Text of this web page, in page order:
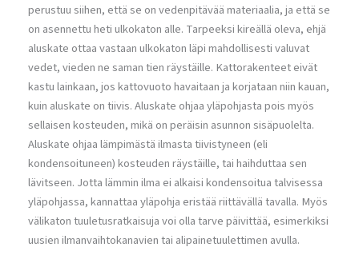
perustuu siihen, että se on vedenpitävää materiaalia, ja että se
on asennettu heti ulkokaton alle. Tarpeeksi kireällä oleva, ehjä
aluskate ottaa vastaan ulkokaton läpi mahdollisesti valuvat
vedet, vieden ne saman tien räystäille. Kattorakenteet eivät
kastu lainkaan, jos kattovuoto havaitaan ja korjataan niin kauan,
kuin aluskate on tiivis. Aluskate ohjaa yläpohjasta pois myös
sellaisen kosteuden, mikä on peräisin asunnon sisäpuolelta.
Aluskate ohjaa lämpimästä ilmasta tiivistyneen (eli
kondensoituneen) kosteuden räystäille, tai haihduttaa sen
lävitseen. Jotta lämmin ilma ei alkaisi kondensoitua talvisessa
yläpohjassa, kannattaa yläpohja eristää riittävällä tavalla. Myös
välikaton tuuletusratkaisuja voi olla tarve päivittää, esimerkiksi
uusien ilmanvaihtokanavien tai alipainetuulettimen avulla.